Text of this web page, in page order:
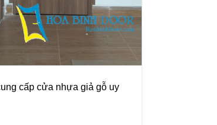
cấp cửa nhựa giả gỗ uy